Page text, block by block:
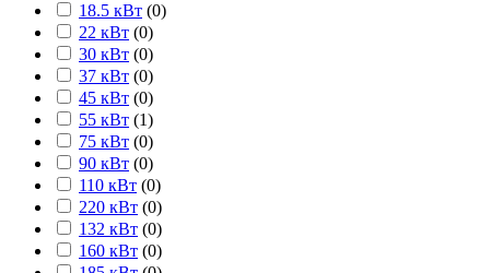
18.5 кВт (0)
22 кВт (0)
30 кВт (0)
37 кВт (0)
45 кВт (0)
55 кВт (1)
75 кВт (0)
90 кВт (0)
110 кВт (0)
220 кВт (0)
132 кВт (0)
160 кВт (0)